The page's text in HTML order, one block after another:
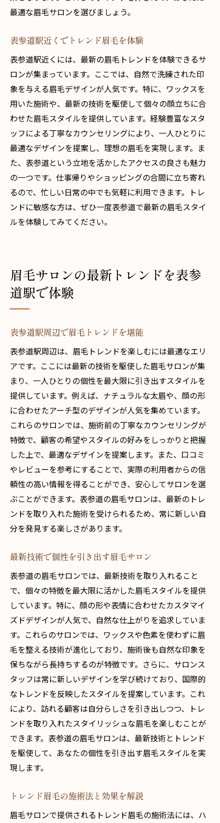
最適な眉毛サロンを選びましょう。
表参道駅近くでトレンド眉毛を体験
表参道駅近くには、最新の眉毛トレンドを体験できるサ
ロンが集まっています。ここでは、自然で洗練された印
象を与える眉毛デザインが人気です。特に、ワックスを
用いた施術や、最新の技術を駆使して個々の顔立ちに合
わせた眉毛スタイルを提供しています。経験豊富なスタ
ッフによる丁寧なカウンセリングにより、一人ひとりに
最適なデザインを提案し、理想の眉毛を実現します。ま
た、表参道という立地を活かしたアクセスの良さも魅力
の一つです。仕事帰りやショッピングの合間に立ち寄れ
るので、忙しい日常の中でも気軽に利用できます。トレ
ンドに敏感な方は、ぜひ一度表参道で最新の眉毛スタイ
ルを体験してみてください。
眉毛サロンの最新トレンドを表参
道駅で体験
表参道駅周辺で眉毛トレンドを堪能
表参道駅周辺は、眉毛トレンドを楽しむには最適なエリ
アです。ここには最新の技術を駆使した眉毛サロンが集
まり、一人ひとりの個性を最大限に引き出すスタイルを
提供しています。例えば、ナチュラルな太眉や、顔の形
に合わせたアーチ型のデザインが人気を集めています。
これらのサロンでは、施術前の丁寧なカウンセリングが
特徴で、顧客の希望やスタイルの好みをしっかりと把握
した上で、最適なデザインを提案します。また、口コミ
やレビューを参考にすることで、実際の利用者からの信
頼性の高い情報を得ることができ、安心してサロンを選
ぶことができます。表参道の眉毛サロンは、最新のトレ
ンドを取り入れた施術を受けられるため、常に新しい自
分を発見する楽しさがあります。
最新技術で個性を引き出す眉毛サロン
表参道の眉毛サロンでは、最新技術を取り入れること
で、個々の特徴を最大限に活かした眉毛スタイルを提供
しています。特に、顔の形や表情に合わせたカスタマイ
ズドデザインが人気で、自然な仕上がりを追求していま
す。これらのサロンでは、ワックスや色素を使わずに眉
毛を整える技術が進化しており、施術後も自然な印象を
保ちながら長持ちするのが特徴です。さらに、サロンス
タッフは常に新しいデザインを学び続けており、国際的
なトレンドを反映したスタイルを提案しています。これ
により、訪れる顧客は自分らしさを引き出しつつ、トレ
ンドを取り入れたスタイリッシュな眉毛を楽しむことが
できます。表参道の眉毛サロンは、最新技術とトレンド
を駆使して、あなたの個性を引き出す眉毛スタイルを実
現します。
トレンド眉毛の施術法と効果を解説
眉毛サロンで提供されるトレンド眉毛の施術法には、ハ